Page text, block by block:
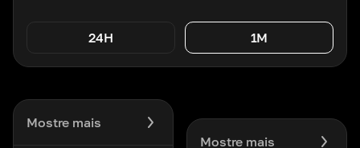
24H 1M
Mostre mais
Mostre mais